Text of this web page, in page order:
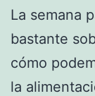
La semana
bastante
cómo
la